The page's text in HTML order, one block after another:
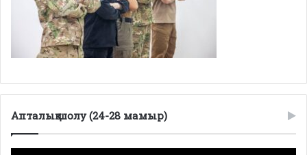
Апталық шолу (24-28 мамыр)